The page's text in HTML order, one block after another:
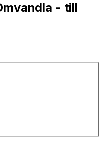
- till